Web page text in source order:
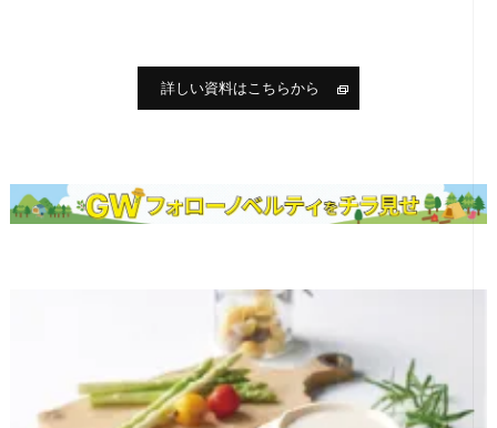
詳しい資料はこちらから